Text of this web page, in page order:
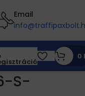
Email
0
S-